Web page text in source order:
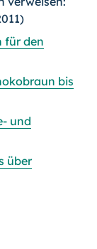
für den
bis
und
über